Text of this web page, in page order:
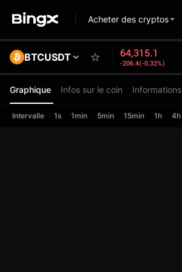
Acheter des cryptos
BTCUSDT 64,315.1
-206.4(-0.32%)
Graphique Infos sur le coin Informations
Intervalle 1s 1min 5min 15min 1h 4h